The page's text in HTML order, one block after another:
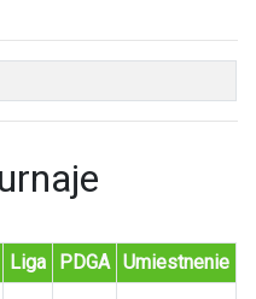
Liga PDGA Umiestnenie